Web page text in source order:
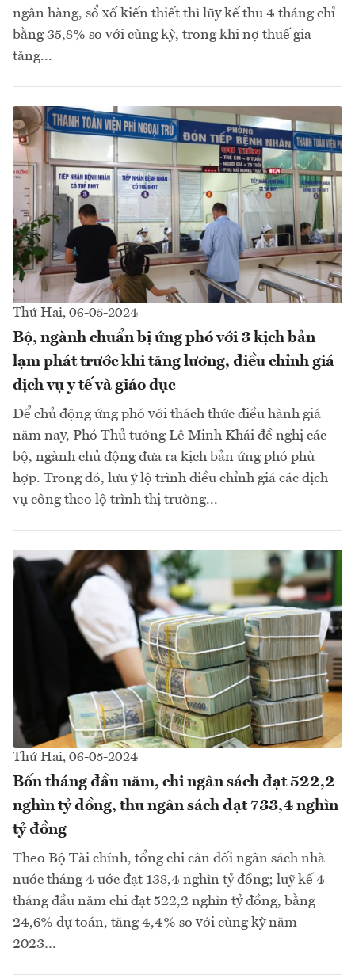
ngân hàng, sổ xố kiến thiết thì lũy kế thu 4 tháng chỉ
bằng 35,8% so với cùng kỳ, trong khi nợ thuế gia
tăng...
Thứ Hai, 06-05-2024
Bộ, ngành chuẩn bị ứng phó với 3 kịch bản
lạm phát trước khi tăng lương, điều chỉnh giá
dịch vụ y tế và giáo dục
Để chủ động ứng phó với thách thức điều hành giá
năm nay, Phó Thủ tướng Lê Minh Khái đề nghị các
bộ, ngành chủ động đưa ra kịch bản ứng phó phù
hợp. Trong đó, lưu ý lộ trình điều chỉnh giá các dịch
vụ công theo lộ trình thị trường...
Thứ Hai, 06-05-2024
Bốn tháng đầu năm, chi ngân sách đạt 522,2
nghìn tỷ đồng, thu ngân sách đạt 733,4 nghìn
tỷ đồng
Theo Bộ Tài chính, tổng chi cân đối ngân sách nhà
nước tháng 4 ước đạt 138,4 nghìn tỷ đồng; luỹ kế 4
tháng đầu năm chi đạt 522,2 nghìn tỷ đồng, bằng
24,6% dự toán, tăng 4,4% so với cùng kỳ năm
2023…